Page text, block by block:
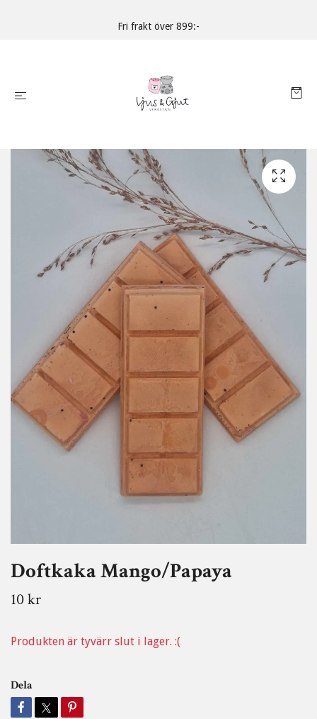
Fri frakt över 899:-
Doftkaka Mango/Papaya
10 kr
Produkten är tyvärr slut i lager. :(
Dela